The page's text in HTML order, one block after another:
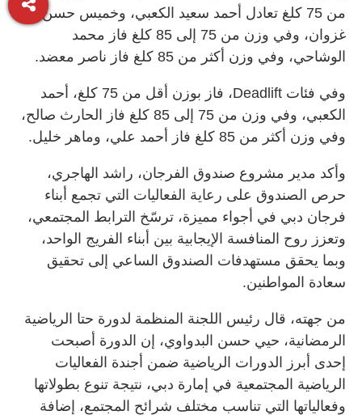
من 75 كلغ تعادل أحمد سعيد الكعبي، وخميس حسن
غزوان، وفي وزن من 75 إلى 85 كلغ فاز محمد
الوشاحي، وفي وزن أكثر من 85 كلغ فاز ناصر معضد.
وفي فئات Deadlift، فاز بوزن أقل من 75 كلغ، أحمد
الكعبي، وفي وزن من 75 إلى 85 كلغ فاز الحارث صالح،
وفي وزن أكثر من 85 كلغ فاز أحمد علي، وماهر خليل.
وأكد مدير مشروع صندوق الفرجان، راشد الهاجري،
حرص الصندوق على رعاية الفعاليات التي تجمع أبناء
فرجان دبي في أجواء مميزة، ترسّخ الترابط المجتمعي،
وتعزز روح المنافسة الإيجابية بين أبناء الفريج الواحد،
وبما يحقق مستهدفات الصندوق الساعي إلى تحقيق
سعادة المواطنين.
من جهته، قال رئيس اللجنة المنظمة لدورة حتا الرياضية
الرمضانية، حيي حسن البدواوي، إن الدورة أصبحت
إحدى أبرز الدورات الرياضية ضمن أجندة الفعاليات
الرياضية المجتمعية في إمارة دبي، نتيجة تنوع بطولاتها
وفعالياتها التي تناسب مختلف شرائح المجتمع، إضافة